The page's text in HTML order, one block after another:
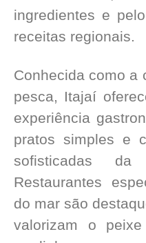
ingredientes e
receitas regionais.
Conhecida como a
pesca, Itajaí
experiência
pratos simples e
sofisticadas da
Restaurantes
do mar são
valorizam o